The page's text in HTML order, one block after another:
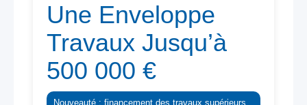
Une Enveloppe
Travaux Jusqu’à
500 000 €
Nouveauté : financement des travaux supérieurs